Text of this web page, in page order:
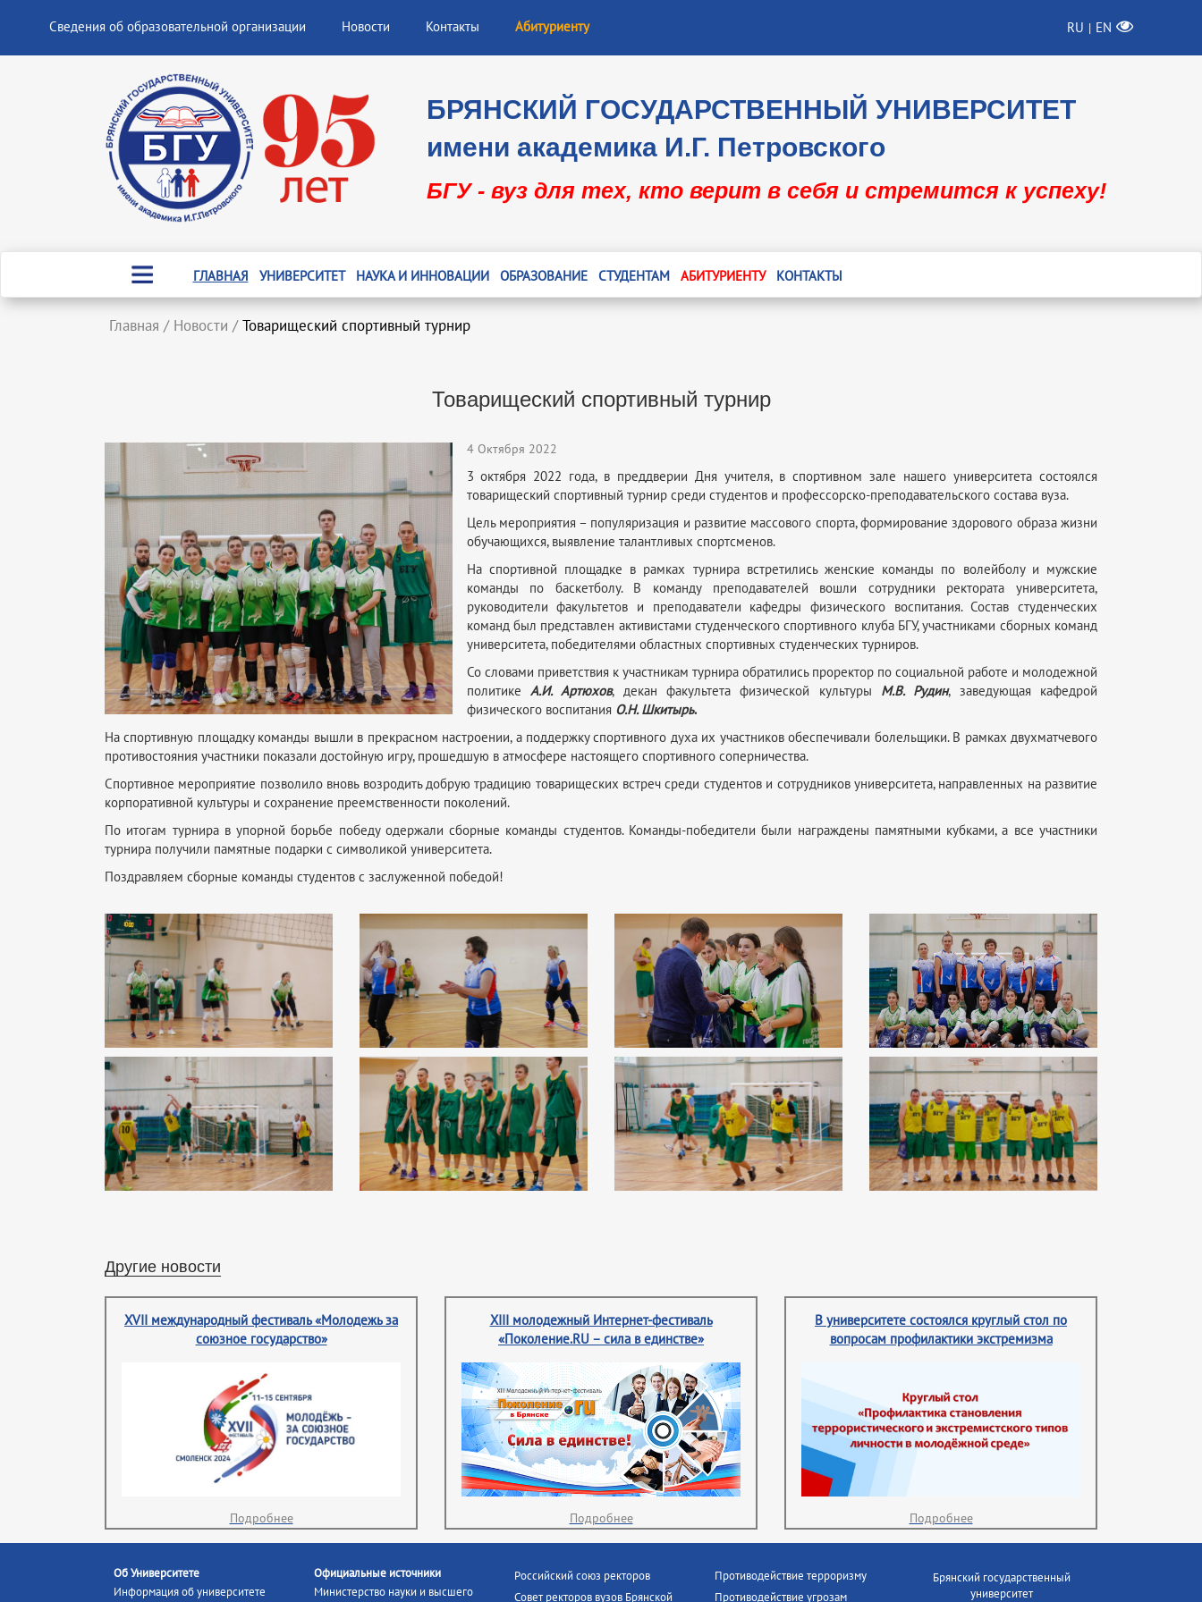
Сведения об образовательной организации Новости Контакты Абитуриенту RU | EN
БРЯНСКИЙ ГОСУДАРСТВЕННЫЙ УНИВЕРСИТЕТ
имени академика И.Г. Петровского
БГУ - вуз для тех, кто верит в себя и стремится к успеху!
ГЛАВНАЯ УНИВЕРСИТЕТ НАУКА И ИННОВАЦИИ ОБРАЗОВАНИЕ СТУДЕНТАМ АБИТУРИЕНТУ КОНТАКТЫ
Главная / Новости / Товарищеский спортивный турнир
Товарищеский спортивный турнир
4 Октября 2022
3 октября 2022 года, в преддверии Дня учителя, в спортивном зале нашего университета состоялся
товарищеский спортивный турнир среди студентов и профессорско-преподавательского состава вуза.
Цель мероприятия – популяризация и развитие массового спорта, формирование здорового образа жизни
обучающихся, выявление талантливых спортсменов.
На спортивной площадке в рамках турнира встретились женские команды по волейболу и мужские
команды по баскетболу. В команду преподавателей вошли сотрудники ректората университета,
руководители факультетов и преподаватели кафедры физического воспитания. Состав студенческих
команд был представлен активистами студенческого спортивного клуба БГУ, участниками сборных команд
университета, победителями областных спортивных студенческих турниров.
Со словами приветствия к участникам турнира обратились проректор по социальной работе и молодежной
политике А.И. Артюхов, декан факультета физической культуры М.В. Рудин, заведующая кафедрой
физического воспитания О.Н. Шкитырь.
На спортивную площадку команды вышли в прекрасном настроении, а поддержку спортивного духа их участников обеспечивали болельщики. В рамках двухматчевого
противостояния участники показали достойную игру, прошедшую в атмосфере настоящего спортивного соперничества.
Спортивное мероприятие позволило вновь возродить добрую традицию товарищеских встреч среди студентов и сотрудников университета, направленных на развитие
корпоративной культуры и сохранение преемственности поколений.
По итогам турнира в упорной борьбе победу одержали сборные команды студентов. Команды-победители были награждены памятными кубками, а все участники
турнира получили памятные подарки с символикой университета.
Поздравляем сборные команды студентов с заслуженной победой!
Другие новости
XVII международный фестиваль «Молодежь за
союзное государство»
Подробнее
XIII молодежный Интернет-фестиваль
«Поколение.RU – сила в единстве»
Подробнее
В университете состоялся круглый стол по
вопросам профилактики экстремизма
Подробнее
Об Университете
Информация об университете
Официальные источники
Министерство науки и высшего
Российский союз ректоров
Совет ректоров вузов Брянской
Противодействие терроризму
Противодействие угрозам
Брянский государственный
университет